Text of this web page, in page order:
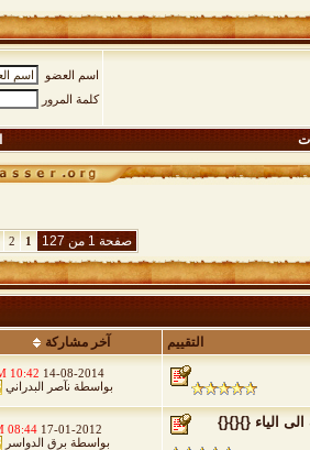
اسم العضو
كلمة المرور
صفحة 1 من 127 1
2
التقييم
آخر مشاركة
14-08-2014
10:42 AM
بواسطة نآصر البدراني
الى الياء {}{}{} 17-01-2012
08:44 PM
بواسطة برق الدواسر